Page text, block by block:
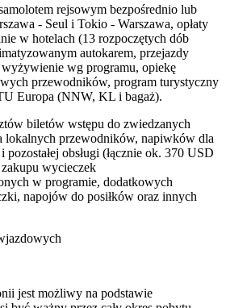
rejsowym bezpośrednio lub
- Seul i Tokio - Warszawa, opłaty
w hotelach (13 rozpoczętych dób
autokarem, przejazdy
wg programu, opiekę
przewodników, program turystyczny
Europa (NNW, KL i bagaż).
biletów wstępu do zwiedzanych
lokalnych przewodników, napiwków dla
obsługi (łącznie ok. 370 USD
wycieczek
w programie, dodatkowych
napojów do posiłków oraz innych
jest możliwy na podstawie